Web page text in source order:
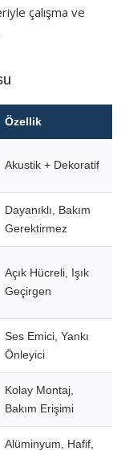
çalışma ve
Özellik
Akustik + Dekoratif
Dayanıklı, Bakım
Gerektirmez
Açık Hücreli, Işık
Geçirgen
Ses Emici, Yankı
Önleyici
Kolay Montaj,
Bakım Erişimi
Alüminyum, Hafif,